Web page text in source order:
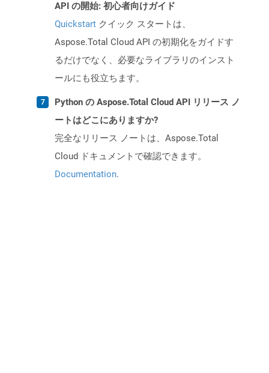
API の開始: 初心者向けガイド
Quickstart クイック スタートは、
Aspose.Total Cloud API の初期化をガイドす
るだけでなく、必要なライブラリのインスト
ールにも役立ちます。
Python の Aspose.Total Cloud API リリース ノ
ートはどこにありますか?
完全なリリース ノートは、Aspose.Total
Cloud ドキュメントで確認できます。
Documentation.